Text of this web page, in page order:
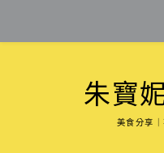
content
朱寶
美食分享